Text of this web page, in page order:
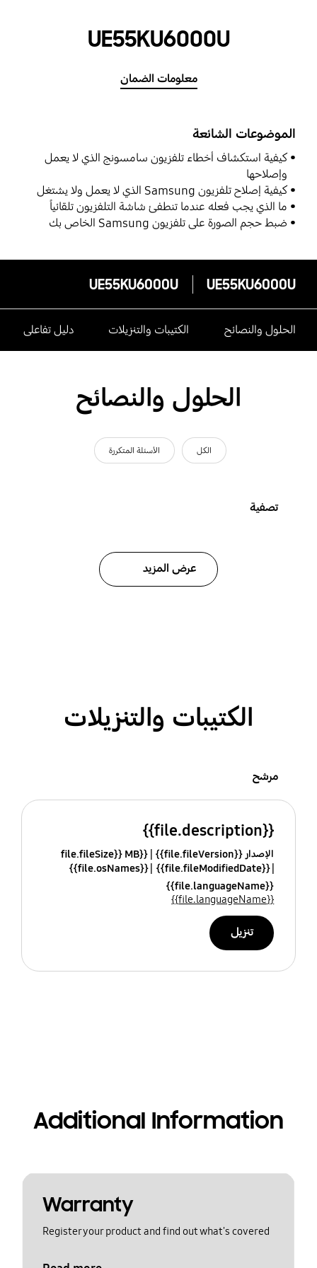
UE55KU6000U
معلومات الضمان
الموضوعات الشائعة
كيفية استكشاف أخطاء تلفزيون سامسونج الذي لا يعمل
وإصلاحها
كيفية إصلاح تلفزيون Samsung الذي لا يعمل ولا يشتغل
ما الذي يجب فعله عندما تنطفئ شاشة التلفزيون تلقائياً
ضبط حجم الصورة على تلفزيون Samsung الخاص بك
UE55KU6000U
UE55KU6000U
الحلول والنصائح الكتيبات والتنزيلات دليل تفاعلى
الحلول والنصائح
الكل الأسئلة المتكررة
تصفية
عرض المزيد
الكتيبات والتنزيلات
مرشح
{{file.description}}
الإصدار {{file.fileVersion}}
{{file.fileSize}} MB
{{file.fileModifiedDate}}
{{file.osNames}}
{{file.languageName}}
{{file.languageName}}
تنزيل
Additional Information
Warranty
Register your product and find out what's covered